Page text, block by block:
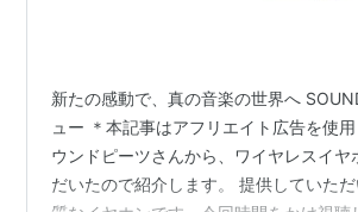
新たの感動で、真の音楽の世界へ
ュー ＊本記事はアフリエイト広告を使
ウンドピーツさんから、ワイヤレスイヤ
だいたので紹介します。 提供していた